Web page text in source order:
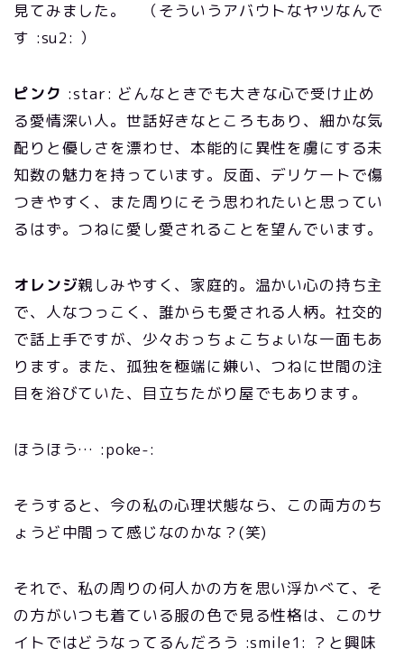
見てみました。 （そういうアバウトなヤツなんで
す :su2: ）
ピンク :star: どんなときでも大きな心で受け止め
る愛情深い人。世話好きなところもあり、細かな気
配りと優しさを漂わせ、本能的に異性を虜にする未
知数の魅力を持っています。反面、デリケートで傷
つきやすく、また周りにそう思われたいと思ってい
るはず。つねに愛し愛されることを望んでいます。
オレンジ親しみやすく、家庭的。温かい心の持ち主
で、人なつっこく、誰からも愛される人柄。社交的
で話上手ですが、少々おっちょこちょいな一面もあ
ります。また、孤独を極端に嫌い、つねに世間の注
目を浴びていた、目立ちたがり屋でもあります。
ほうほう… :poke-:
そうすると、今の私の心理状態なら、この両方のち
ょうど中間って感じなのかな？(笑)
それで、私の周りの何人かの方を思い浮かべて、そ
の方がいつも着ている服の色で見る性格は、このサ
イトではどうなってるんだろう :smile1: ？と興味